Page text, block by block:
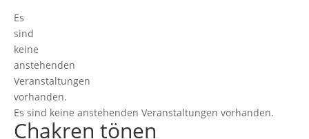
Es
sind
keine
anstehenden
Veranstaltungen
vorhanden.
Es sind keine anstehenden Veranstaltungen vorhanden.
Chakren tönen